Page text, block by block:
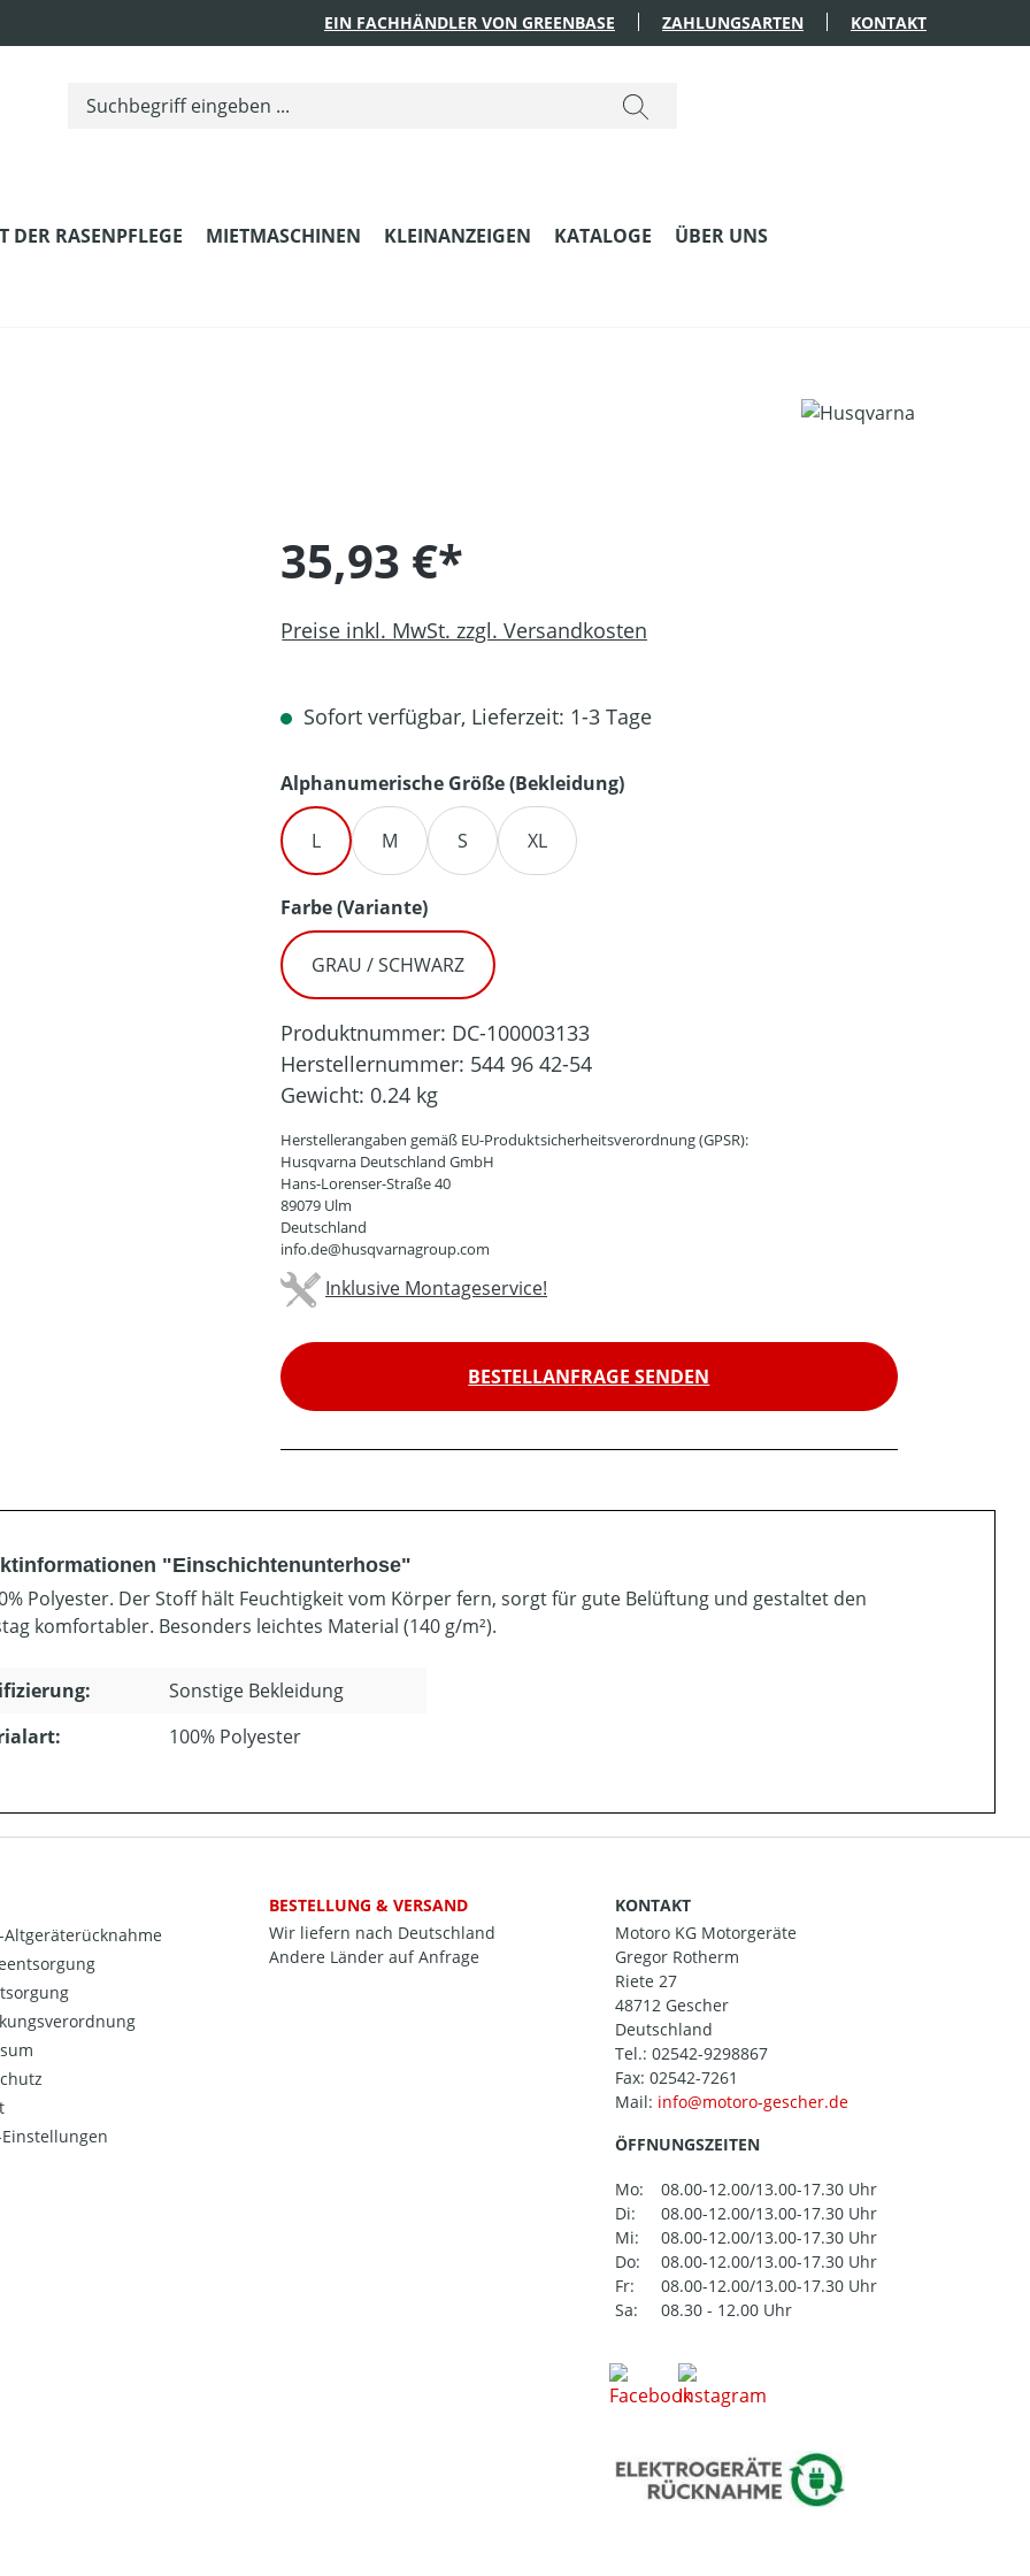
EIN FACHHÄNDLER VON GREENBASE ZAHLUNGSARTEN KONTAKT
DER RASENPFLEGE MIETMASCHINEN KLEINANZEIGEN KATALOGE ÜBER UNS
35,93 €*
Preise inkl. MwSt. zzgl. Versandkosten
Sofort verfügbar, Lieferzeit: 1-3 Tage
Alphanumerische Größe (Bekleidung)auswählen
L M S XL
Farbe (Variante)auswählen
GRAU / SCHWARZ
Produktnummer: DC-100003133
Herstellernummer: 544 96 42-54
Gewicht: 0.24 kg
Herstellerangaben gemäß EU-Produktsicherheitsverordnung (GPSR):
Husqvarna Deutschland GmbH
Hans-Lorenser-Straße 40
89079 Ulm
Deutschland
info.de@husqvarnagroup.com
Inklusive Montageservice!
BESTELLANFRAGE SENDEN
"Einschichtenunterhose"
Polyester. Der Stoff hält Feuchtigkeit vom Körper fern, sorgt für gute Belüftung und gestaltet den
komfortabler. Besonders leichtes Material (140 g/m²).
Sonstige Bekleidung
100% Polyester
Altgeräterücknahme
Einstellungen
BESTELLUNG & VERSAND
Wir liefern nach Deutschland
Andere Länder auf Anfrage
KONTAKT
Motoro KG Motorgeräte
Gregor Rotherm
Riete 27
48712 Gescher
Deutschland
Tel.: 02542-9298867
Fax: 02542-7261
Mail:
ÖFFNUNGSZEITEN
Mo:
08.00-12.00/13.00-17.30 Uhr
Di:
08.00-12.00/13.00-17.30 Uhr
Mi:
08.00-12.00/13.00-17.30 Uhr
Do:
08.00-12.00/13.00-17.30 Uhr
Fr:
08.00-12.00/13.00-17.30 Uhr
Sa:
08.30 - 12.00 Uhr